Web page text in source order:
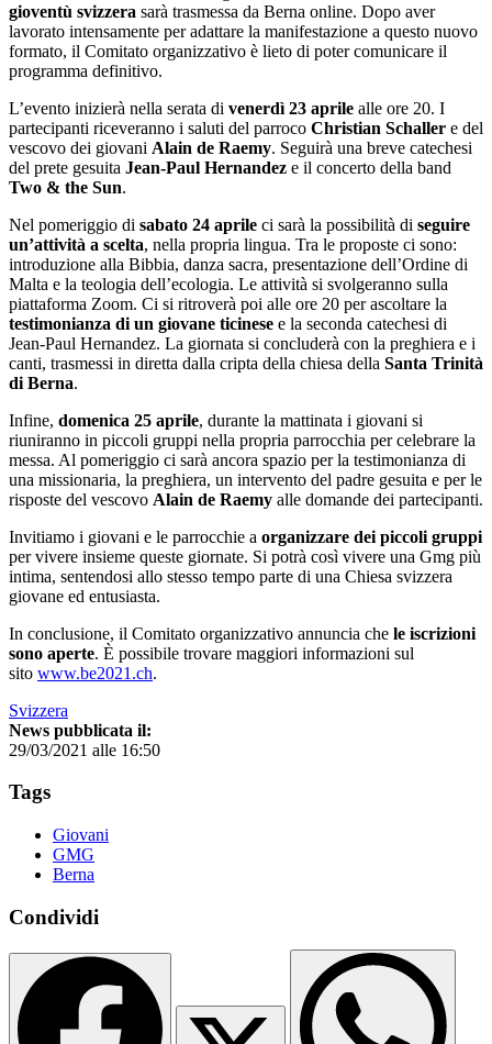
gioventù svizzera sarà trasmessa da Berna online. Dopo aver
lavorato intensamente per adattare la manifestazione a questo nuovo
formato, il Comitato organizzativo è lieto di poter comunicare il
programma definitivo.
L’evento inizierà nella serata di venerdì 23 aprile alle ore 20. I
partecipanti riceveranno i saluti del parroco Christian Schaller e del
vescovo dei giovani Alain de Raemy. Seguirà una breve catechesi
del prete gesuita Jean-Paul Hernandez e il concerto della band
Two & the Sun.
Nel pomeriggio di sabato 24 aprile ci sarà la possibilità di seguire
un’attività a scelta, nella propria lingua. Tra le proposte ci sono:
introduzione alla Bibbia, danza sacra, presentazione dell’Ordine di
Malta e la teologia dell’ecologia. Le attività si svolgeranno sulla
piattaforma Zoom. Ci si ritroverà poi alle ore 20 per ascoltare la
testimonianza di un giovane ticinese e la seconda catechesi di
Jean-Paul Hernandez. La giornata si concluderà con la preghiera e i
canti, trasmessi in diretta dalla cripta della chiesa della Santa Trinità
di Berna.
Infine, domenica 25 aprile, durante la mattinata i giovani si
riuniranno in piccoli gruppi nella propria parrocchia per celebrare la
messa. Al pomeriggio ci sarà ancora spazio per la testimonianza di
una missionaria, la preghiera, un intervento del padre gesuita e per le
risposte del vescovo Alain de Raemy alle domande dei partecipanti.
Invitiamo i giovani e le parrocchie a organizzare dei piccoli gruppi
per vivere insieme queste giornate. Si potrà così vivere una Gmg più
intima, sentendosi allo stesso tempo parte di una Chiesa svizzera
giovane ed entusiasta.
In conclusione, il Comitato organizzativo annuncia che le iscrizioni
sono aperte. È possibile trovare maggiori informazioni sul
sito www.be2021.ch.
Svizzera
News pubblicata il:
29/03/2021 alle 16:50
Tags
Giovani
GMG
Berna
Condividi